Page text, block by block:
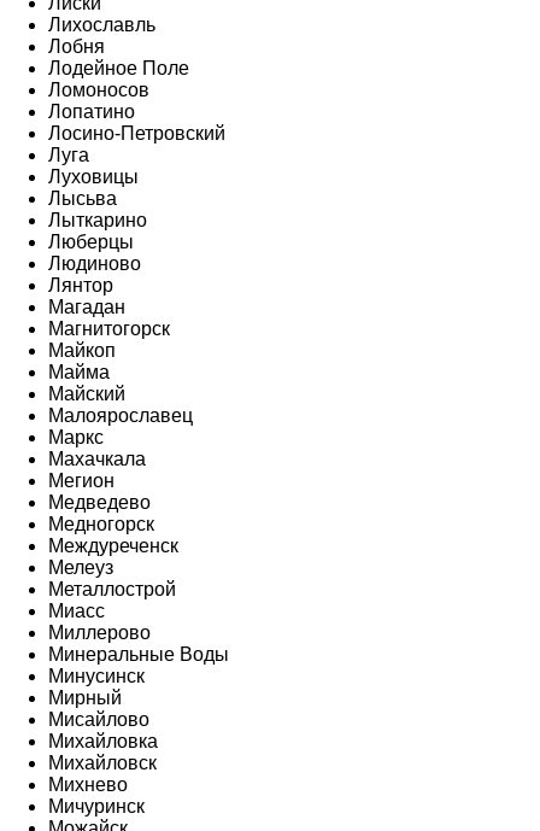
Лихославль
Лобня
Лодейное Поле
Ломоносов
Лопатино
Лосино-Петровский
Луга
Луховицы
Лысьва
Лыткарино
Люберцы
Людиново
Лянтор
Магадан
Магнитогорск
Майкоп
Майма
Майский
Малоярославец
Маркс
Махачкала
Мегион
Медведево
Медногорск
Междуреченск
Мелеуз
Металлострой
Миасс
Миллерово
Минеральные Воды
Минусинск
Мирный
Мисайлово
Михайловка
Михайловск
Михнево
Мичуринск